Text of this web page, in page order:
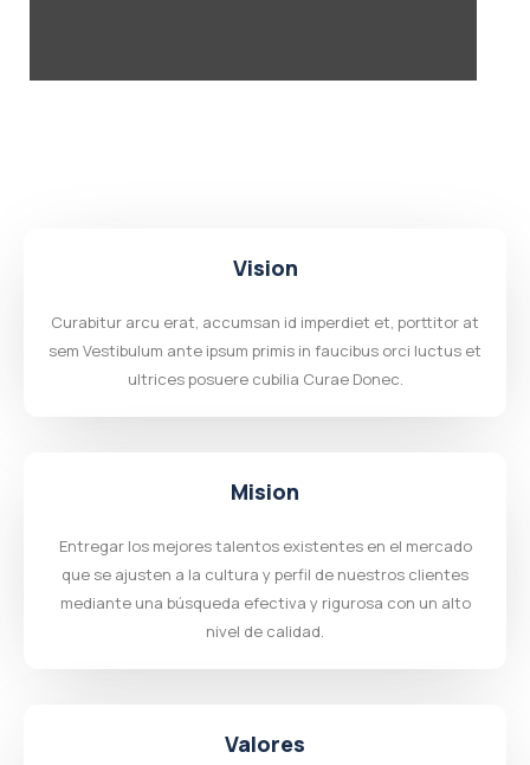
Vision
Curabitur arcu erat, accumsan id imperdiet et, porttitor at
sem Vestibulum ante ipsum primis in faucibus orci luctus et
ultrices posuere cubilia Curae Donec.
Mision
Entregar los mejores talentos existentes en el mercado
que se ajusten a la cultura y perfil de nuestros clientes
mediante una búsqueda efectiva y rigurosa con un alto
nivel de calidad.
Valores